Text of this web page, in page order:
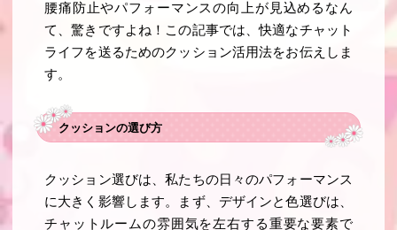
腰痛防止やパフォーマンスの向上が見込めるなん
て、驚きですよね！この記事では、快適なチャット
ライフを送るためのクッション活用法をお伝えしま
す。
クッションの選び方
クッション選びは、私たちの日々のパフォーマンス
に大きく影響します。まず、デザインと色選びは、
チャットルームの雰囲気を左右する重要な要素で